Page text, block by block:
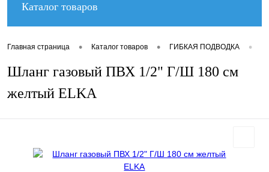
Каталог товаров
Главная страница • Каталог товаров • ГИБКАЯ ПОДВОДКА •
Шланг газовый ПВХ 1/2" Г/Ш 180 см
желтый ELKA